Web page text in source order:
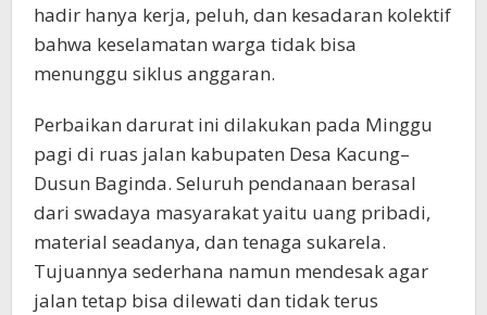
hadir hanya kerja, peluh, dan kesadaran kolektif
bahwa keselamatan warga tidak bisa
menunggu siklus anggaran.
Perbaikan darurat ini dilakukan pada Minggu
pagi di ruas jalan kabupaten Desa Kacung–
Dusun Baginda. Seluruh pendanaan berasal
dari swadaya masyarakat yaitu uang pribadi,
material seadanya, dan tenaga sukarela.
Tujuannya sederhana namun mendesak agar
jalan tetap bisa dilewati dan tidak terus